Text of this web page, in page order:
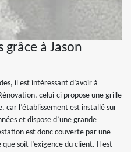
à Jason
il est intéressant d’avoir à
celui-ci propose une grille
car l’établissement est installé sur
et dispose d’une grande
est donc couverte par une
soit l’exigence du client. Il est